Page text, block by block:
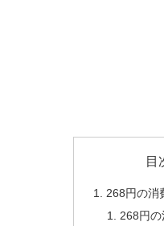
目
268円の消
268円